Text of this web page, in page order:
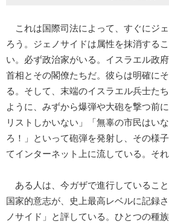
これは国際司法によって、すぐにジ
ろう。ジェノサイドは属性を抹消する
い。必ず政治家がいる。イスラエル政
首相とその閣僚たちだ。彼らは明確に
る。そして、末端のイスラエル兵士た
ように、みずから爆弾や大砲を撃つ前
リストしかいない」「無辜の市民はい
ろ！」といって砲弾を発射し、その様
てインターネット上に流している。それ
ある人は、今ガザで進行しているこ
国家的意志が、史上最高レベルに記録
ノサイド」と評している。ひとつの種